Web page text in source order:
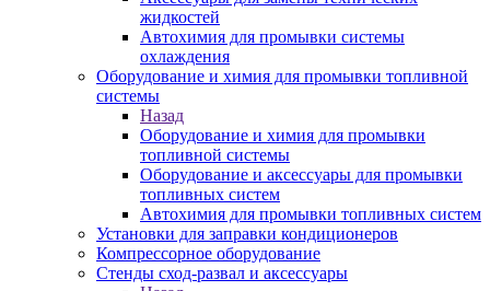
жидкостей
Автохимия для промывки системы
охлаждения
Оборудование и химия для промывки топливной
системы
Назад
Оборудование и химия для промывки
топливной системы
Оборудование и аксессуары для промывки
топливных систем
Автохимия для промывки топливных систем
Установки для заправки кондиционеров
Компрессорное оборудование
Стенды сход-развал и аксессуары